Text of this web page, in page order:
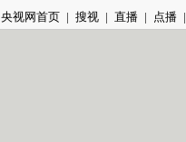
央视网首页 | 搜视 | 直播 | 点播 |